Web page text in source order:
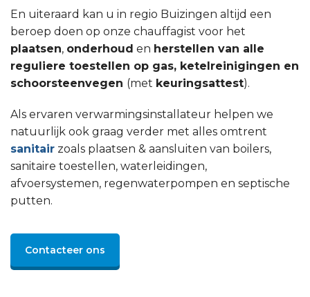
En uiteraard kan u in regio Buizingen altijd een
beroep doen op onze chauffagist voor het
plaatsen, onderhoud en herstellen van alle
reguliere toestellen op gas, ketelreinigingen en
schoorsteenvegen (met keuringsattest).
Als ervaren verwarmingsinstallateur helpen we
natuurlijk ook graag verder met alles omtrent
sanitair zoals plaatsen & aansluiten van boilers,
sanitaire toestellen, waterleidingen,
afvoersystemen, regenwaterpompen en septische
putten.
Contacteer ons